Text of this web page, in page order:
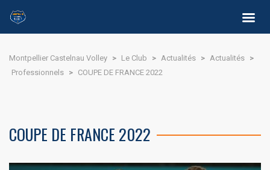
Montpellier Castelnau Volley > Le Club > Actualités > Actualités >
Professionnels > COUPE DE FRANCE 2022
COUPE DE FRANCE 2022